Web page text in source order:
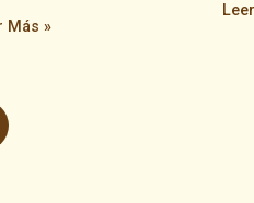
Más »